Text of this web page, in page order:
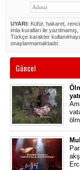
UYARI: Küfür, hakaret,
imla kuralları ile yazılmamış,
Türkçe karakter
onaylanmamaktadır.
Güncel